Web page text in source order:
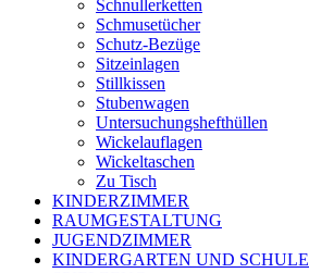
Schnullerketten
Schmusetücher
Schutz-Bezüge
Sitzeinlagen
Stillkissen
Stubenwagen
Untersuchungshefthüllen
Wickelauflagen
Wickeltaschen
Zu Tisch
KINDERZIMMER
RAUMGESTALTUNG
JUGENDZIMMER
KINDERGARTEN UND SCHULE